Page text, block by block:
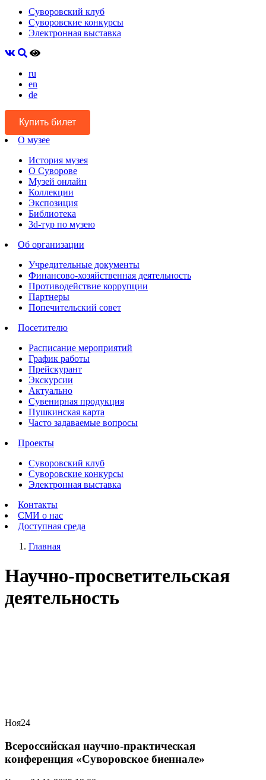
Суворовский клуб
Суворовские конкурсы
Электронная выставка
ru
en
de
Купить билет
О музее
История музея
О Суворове
Музей онлайн
Коллекции
Экспозиция
Библиотека
3d-тур по музею
Об организации
Учредительные документы
Финансово-хозяйственная деятельность
Противодействие коррупции
Партнеры
Попечительский совет
Посетителю
Расписание мероприятий
График работы
Прейскурант
Экскурсии
Актуально
Сувенирная продукция
Пушкинская карта
Часто задаваемые вопросы
Проекты
Суворовский клуб
Суворовские конкурсы
Электронная выставка
Контакты
СМИ о нас
Доступная среда
Главная
Научно-просветительская
деятельность
Ноя24
Всероссийская научно-практическая
конференция «Суворовское биеннале»